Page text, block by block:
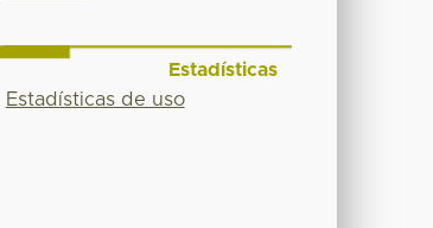
Estadísticas
Estadísticas de uso